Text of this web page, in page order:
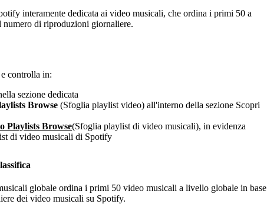
interamente dedicata ai video musicali, che ordina i primi 50 a
numero di riproduzioni giornaliere.
e controlla in:
sezione dedicata
Browse (Sfoglia playlist video) all'interno della sezione Scopri
Playlists Browse(Sfoglia playlist di video musicali), in evidenza
di video musicali di Spotify
globale ordina i primi 50 video musicali a livello globale in base
dei video musicali su Spotify.